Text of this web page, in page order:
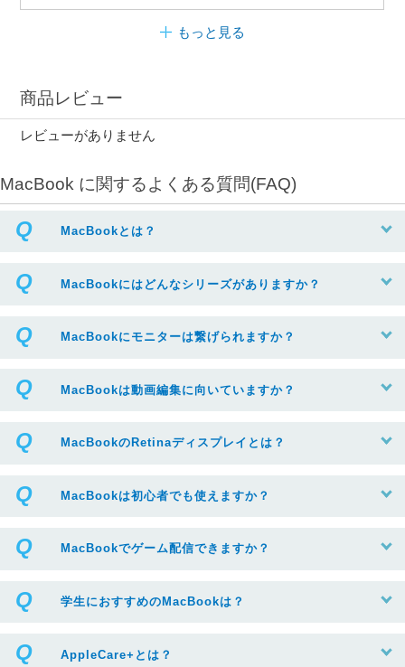
もっと見る
商品レビュー
レビューがありません
MacBook に関するよくある質問(FAQ)
MacBookとは？
MacBookにはどんなシリーズがありますか？
MacBookにモニターは繋げられますか？
MacBookは動画編集に向いていますか？
MacBookのRetinaディスプレイとは？
MacBookは初心者でも使えますか？
MacBookでゲーム配信できますか？
学生におすすめのMacBookは？
AppleCare+とは？